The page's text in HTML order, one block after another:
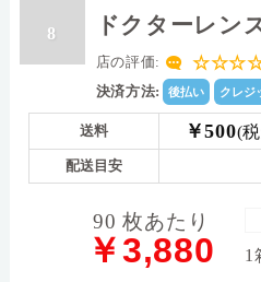
8 ドクターレン
店の評価:
決済方法: 後払い クレジ
送料 ￥500(
配送目安
90 枚あたり
￥3,880 1